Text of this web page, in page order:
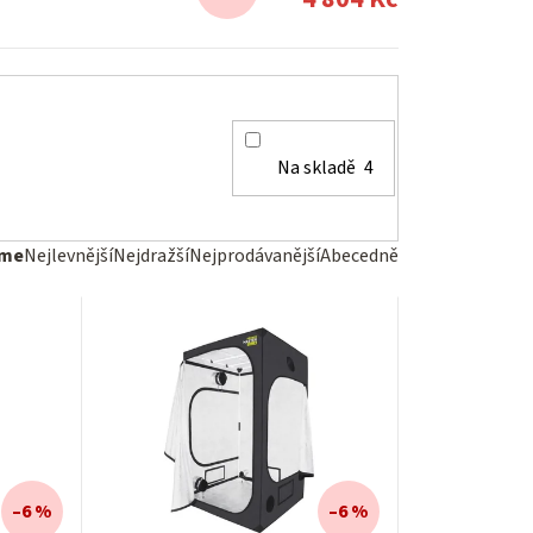
NejlevnějšíNejdražšíNejprodávanějšíAbecedně
Na skladě 4
–6 % –6 %